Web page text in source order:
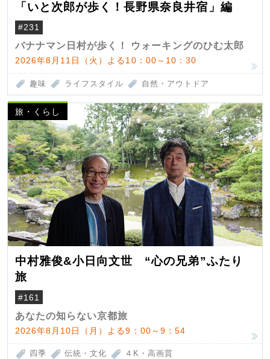
「いと次郎が歩く！長野県奈良井宿」編
#231
バナナマン日村が歩く！ ウォーキングのひむ太郎
2026年8月11日（火）よる10：00～10：30
趣味 ライフスタイル 自然・アウトドア
旅・くらし
中村雅俊&小日向文世 “心の兄弟”ふたり
旅
#161
あなたの知らない京都旅
2026年8月10日（月）よる9：00～9：54
四季 伝統・文化 ４K・高画質